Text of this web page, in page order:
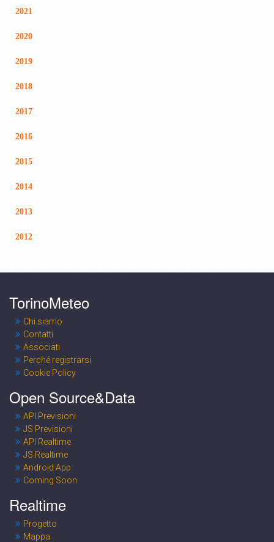
2021
2020
2019
2018
2017
2016
2015
2014
2013
2012
TorinoMeteo
Chi siamo
Contatti
Associati
Perché registrarsi
Cookie Policy
Open Source&Data
API Previsioni
JS Previsioni
API Realtime
JS Realtime
Android App
Coming Soon
Realtime
Progetto
Mappa